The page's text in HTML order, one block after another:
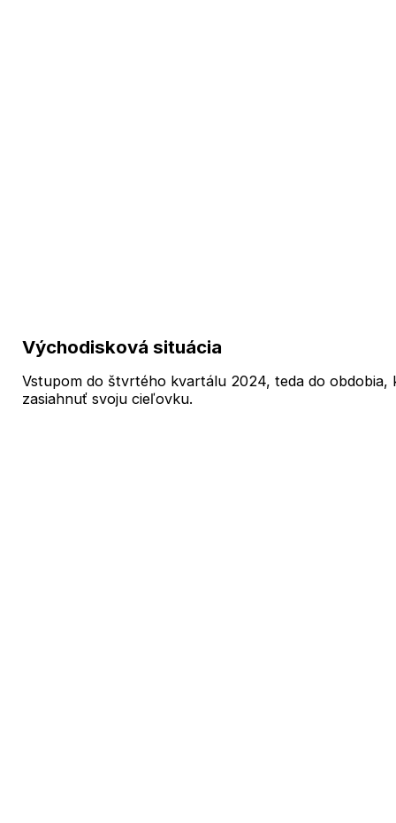
Východisková situácia
Vstupom do štvrtého kvartálu 2024, teda do
zasiahnuť svoju cieľovku.